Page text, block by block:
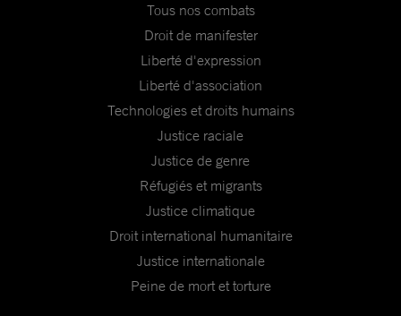
Tous nos combats
Droit de manifester
Liberté d'expression
Liberté d'association
Technologies et droits humains
Justice raciale
Justice de genre
Réfugiés et migrants
Justice climatique
Droit international humanitaire
Justice internationale
Peine de mort et torture